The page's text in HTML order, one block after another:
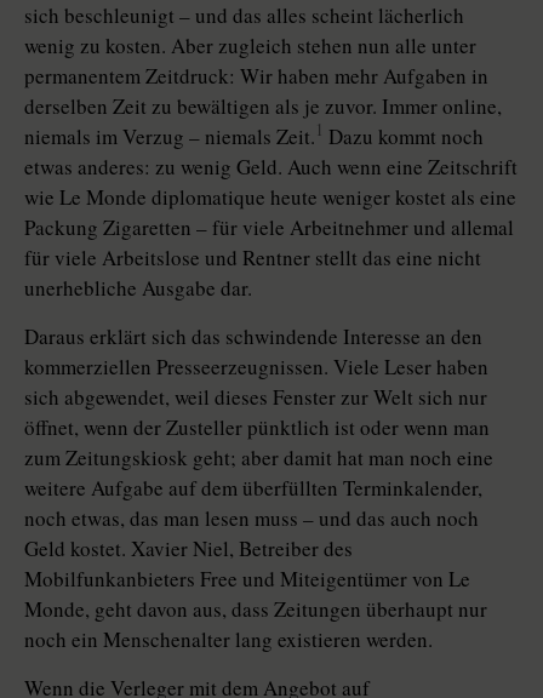
sich beschleunigt – und das alles scheint lächerlich
wenig zu kosten. Aber zugleich stehen nun alle unter
permanentem Zeitdruck: Wir haben mehr Aufgaben in
derselben Zeit zu bewältigen als je zuvor. Immer online,
niemals im Verzug – niemals Zeit. 1 Dazu kommt noch
etwas anderes: zu wenig Geld. Auch wenn eine Zeitschrift
wie Le Monde diplomatique heute weniger kostet als eine
Packung Zigaretten – für viele Arbeitnehmer und allemal
für viele Arbeitslose und Rentner stellt das eine nicht
unerhebliche Ausgabe dar.
Daraus erklärt sich das schwindende Interesse an den
kommerziellen Presseerzeugnissen. Viele Leser haben
sich abgewendet, weil dieses Fenster zur Welt sich nur
öffnet, wenn der Zusteller pünktlich ist oder wenn man
zum Zeitungskiosk geht; aber damit hat man noch eine
weitere Aufgabe auf dem überfüllten Terminkalender,
noch etwas, das man lesen muss – und das auch noch
Geld kostet. Xavier Niel, Betreiber des
Mobilfunkanbieters Free und Miteigentümer von Le
Monde, geht davon aus, dass Zeitungen überhaupt nur
noch ein Menschenalter lang existieren werden.
Wenn die Verleger mit dem Angebot auf